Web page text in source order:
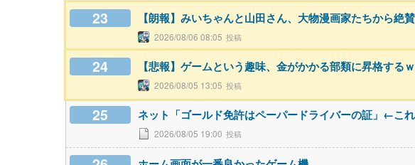
23 【朗報】みいちゃんと山田さん、大物漫画家たちから絶
2026/08/06 08:05
24 【悲報】ゲームという趣味、金がかかる部類に昇格する
2026/08/05 13:05
25 ネット「ゴールド免許はペーパードライバーの証」←これ
2026/08/05 19:00